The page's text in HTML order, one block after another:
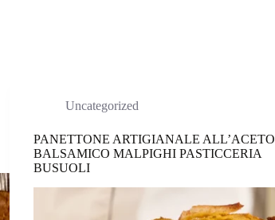
Uncategorized
PANETTONE ARTIGIANALE ALL’ACETO
BALSAMICO MALPIGHI PASTICCERIA
BUSUOLI